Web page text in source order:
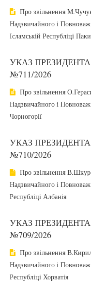
Про звільнення
Надзвичайного і
Ісламській Республіці
УКАЗ
№711/2026
Про звільнення
Надзвичайного і
Чорногорії
УКАЗ
№710/2026
Про звільнення
Надзвичайного і
Республіці Албанія
УКАЗ
№709/2026
Про звільнення
Надзвичайного і
Республіці Хорватія